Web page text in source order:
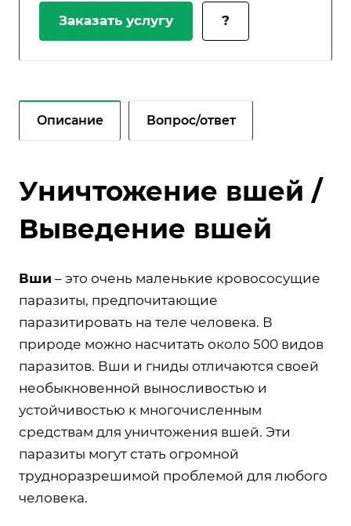
Заказать услугу ?
Описание Вопрос/ответ
Уничтожение вшей /
Выведение вшей
Вши – это очень маленькие кровососущие
паразиты, предпочитающие
паразитировать на теле человека. В
природе можно насчитать около 500 видов
паразитов. Вши и гниды отличаются своей
необыкновенной выносливостью и
устойчивостью к многочисленным
средствам для уничтожения вшей. Эти
паразиты могут стать огромной
трудноразрешимой проблемой для любого
человека.